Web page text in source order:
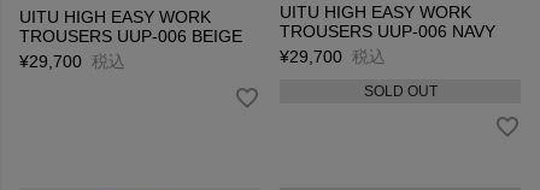
UITU HIGH EASY WORK
TROUSERS UUP-006 BEIGE
¥29,700 税込
UITU HIGH EASY WORK
TROUSERS UUP-006 NAVY
¥29,700 税込
SOLD OUT